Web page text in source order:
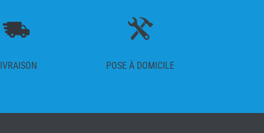
POSE À DOMICILE